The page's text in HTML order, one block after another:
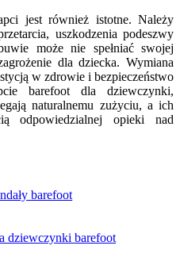
jest również istotne. Należy
uszkodzenia podeszwy
może nie spełniać swojej
dla dziecka. Wymiana
w zdrowie i bezpieczeństwo
barefoot dla dziewczynki,
naturalnemu zużyciu, a ich
odpowiedzialnej opieki nad
barefoot
dziewczynki barefoot